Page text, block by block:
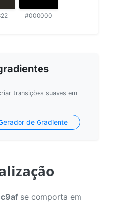
#000000
transições suaves em
de Gradiente
se comporta em